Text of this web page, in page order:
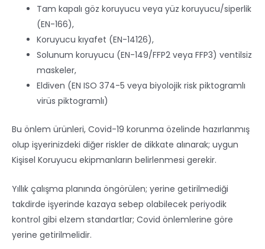
Tam kapalı göz koruyucu veya yüz koruyucu/siperlik
(EN-166),
Koruyucu kıyafet (EN-14126),
Solunum koruyucu (EN-149/FFP2 veya FFP3) ventilsiz
maskeler,
Eldiven (EN ISO 374-5 veya biyolojik risk piktogramlı
virüs piktogramlı)
Bu önlem ürünleri, Covid-19 korunma özelinde hazırlanmış
olup işyerinizdeki diğer riskler de dikkate alınarak; uygun
Kişisel Koruyucu ekipmanların belirlenmesi gerekir.
Yıllık çalışma planında öngörülen; yerine getirilmediği
takdirde işyerinde kazaya sebep olabilecek periyodik
kontrol gibi elzem standartlar; Covid önlemlerine göre
yerine getirilmelidir.